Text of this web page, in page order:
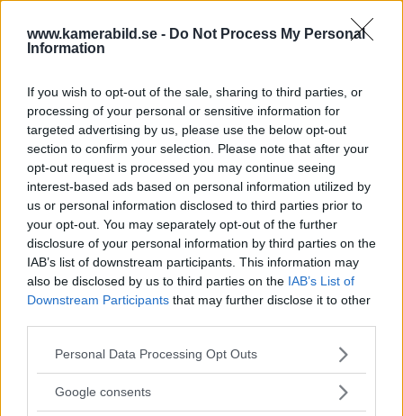
www.kamerabild.se - Do Not Process My Personal
Information
If you wish to opt-out of the sale, sharing to third parties, or
processing of your personal or sensitive information for
targeted advertising by us, please use the below opt-out
section to confirm your selection. Please note that after your
opt-out request is processed you may continue seeing
interest-based ads based on personal information utilized by
us or personal information disclosed to third parties prior to
your opt-out. You may separately opt-out of the further
disclosure of your personal information by third parties on the
IAB’s list of downstream participants. This information may
also be disclosed by us to third parties on the IAB’s List of
Downstream Participants that may further disclose it to other
Please note that this website/app uses one or more Google
not limited to your visit or usage behaviour. You may click to
Personal Data Processing Opt Outs
Google consents
OM System lanserar
gratislån av kameror &
objektiv i Sverige
Sony FE 100-400mm F5,6-8
OSS – lätt telezoom för
fågel, sport & natur
F3 Foto – Sveriges nya
fotodagar till Göteborg,
Lund & Stockholm